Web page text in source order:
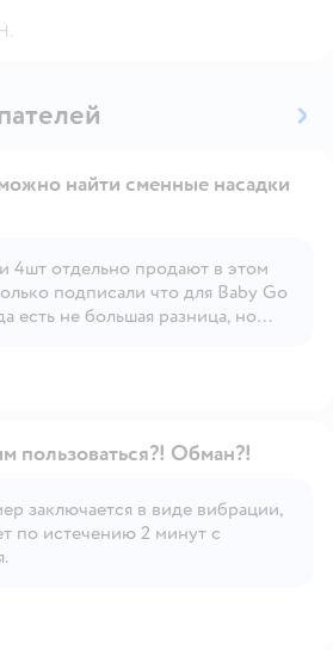
Открыть вопрос
найти сменные насадки
4шт отдельно продают в этом
подписали что для Baby Go
есть не большая разница, но
Открыть вопрос
пользоваться?! Обман?!
заключается в виде вибрации,
по истечению 2 минут с